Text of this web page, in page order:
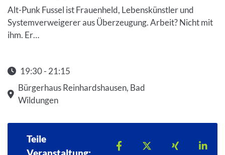
Alt-Punk Fussel ist Frauenheld, Lebenskünstler und
Systemverweigerer aus Überzeugung. Arbeit? Nicht mit
ihm. Er…
19:30 - 21:15
Startzeit: 19:30
Bürgerhaus Reinhardshausen, Bad
Wildungen
Teile
Teilen auf Facebook
Teilen auf X
Teilen auf